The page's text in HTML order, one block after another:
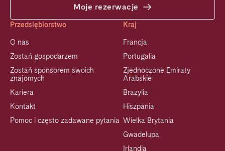
Moje rezerwacje
Przedsiębiorstwo
O nas
Zostań gospodarzem
Zostań sponsorem swoich
znajomych
Kariera
Kontakt
Pomoc i często zadawane pytania
Kraj
Francja
Portugalia
Zjednoczone Emiraty
Arabskie
Brazylia
Hiszpania
Wielka Brytania
Gwadelupa
Irlandia